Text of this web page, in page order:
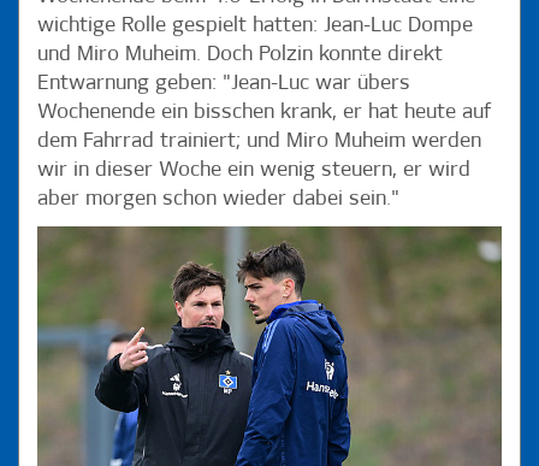
wichtige Rolle gespielt hatten: Jean-Luc Dompe
und Miro Muheim. Doch Polzin konnte direkt
Entwarnung geben: "Jean-Luc war übers
Wochenende ein bisschen krank, er hat heute auf
dem Fahrrad trainiert; und Miro Muheim werden
wir in dieser Woche ein wenig steuern, er wird
aber morgen schon wieder dabei sein."